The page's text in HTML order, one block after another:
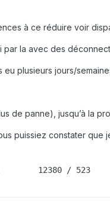
à ce réduire voir
par la avec des
plusieurs jours/
de panne), jusqu’à la
puissiez constater
12380 /